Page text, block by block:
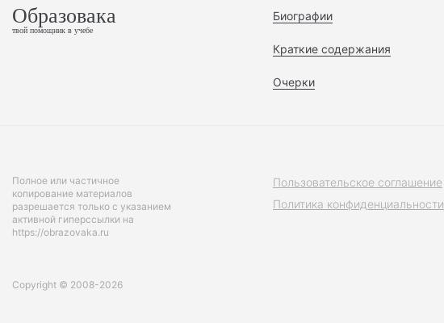
Образовака
твой помощник в учебе
Биографии
Краткие содержания
Очерки
Полное или частичное
копирование материалов
разрешается только с указанием
активной гиперссылки на
https://obrazovaka.ru
Пользовательское соглашение
Политика конфиденциальности
Copyright © 2008-2026